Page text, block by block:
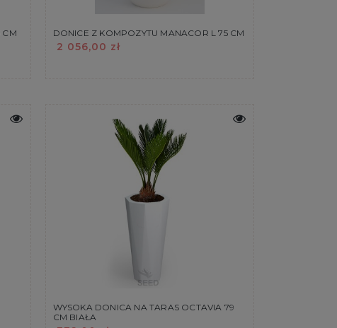
CM DONICE Z KOMPOZYTU MANACOR L 75 CM
2 056,00 zł
WYSOKA DONICA NA TARAS OCTAVIA 79
CM BIAŁA